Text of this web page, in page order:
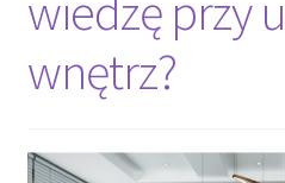
wiedzę przy
wnętrz?